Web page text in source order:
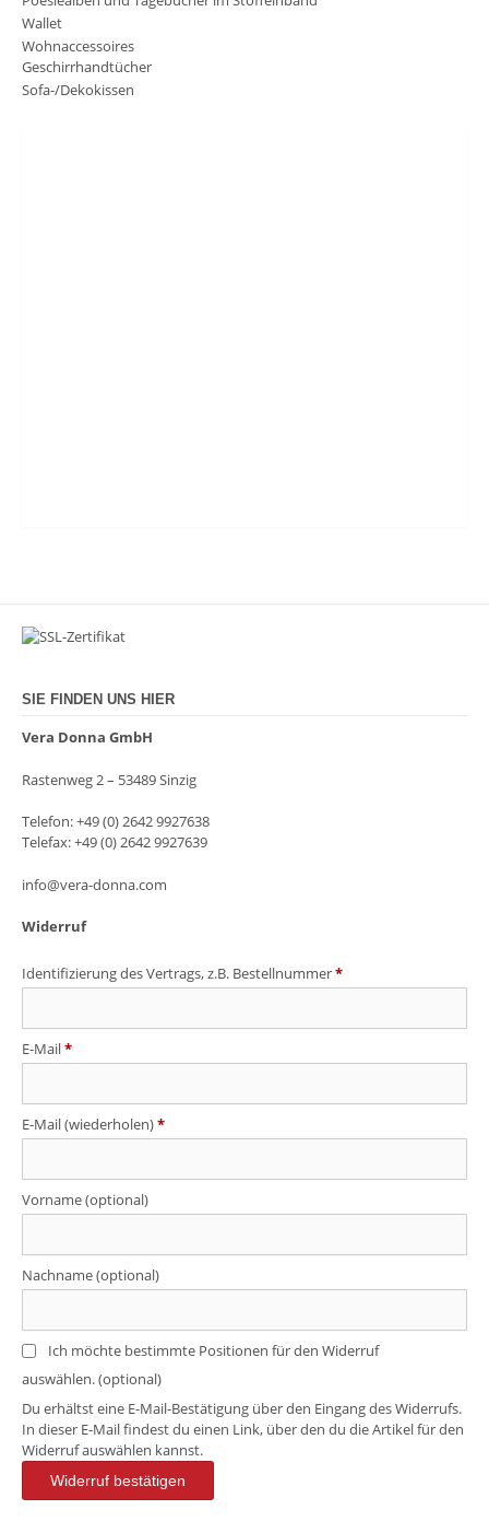
Wallet
Wohnaccessoires
Geschirrhandtücher
Sofa-/Dekokissen
SIE FINDEN UNS HIER
Vera Donna GmbH
Rastenweg 2 – 53489 Sinzig
Telefon: +49 (0) 2642 9927638
Telefax: +49 (0) 2642 9927639
info@vera-donna.com
Widerruf
Identifizierung des Vertrags, z.B. Bestellnummer*
E-Mail*
E-Mail (wiederholen)*
Vorname(optional)
Nachname(optional)
Ich möchte bestimmte Positionen für den Widerruf
auswählen.(optional)
Du erhältst eine E-Mail-Bestätigung über den Eingang des Widerrufs.
In dieser E-Mail findest du einen Link, über den du die Artikel für den
Widerruf auswählen kannst.
Widerruf bestätigen